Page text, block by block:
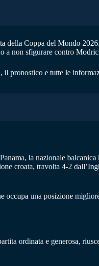
della Coppa del Mondo
a non sfigurare contro
, il pronostico e tutte le
la nazionale
croata, travolta 4-2
una posizione
ordinata e generosa,